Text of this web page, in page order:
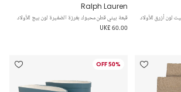
لون أزرق للأولاد
Ralph Lauren
قبعة بيني قطن محبوك بغرزة الضفيرة لون بيج للأولاد
UK£ 60.00
50% OFF